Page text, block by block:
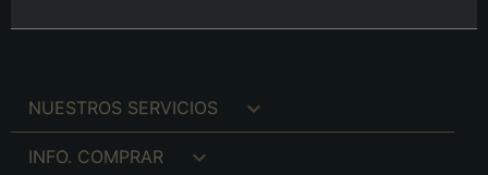
NUESTROS SERVICIOS 
INFO. COMPRAR 